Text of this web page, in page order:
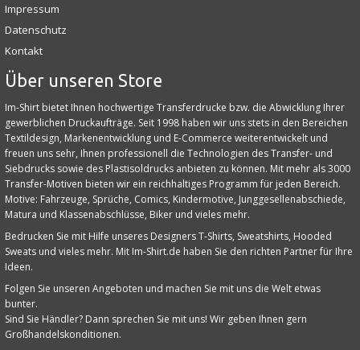
Impressum
Datenschutz
Kontakt
Über unseren Store
Im-Shirt bietet Ihnen hochwertige Transferdrucke bzw. die Abwicklung Ihrer
gewerblichen Druckaufträge. Seit 1998 haben wir uns stets in den Bereichen
Textildesign, Markenentwicklung und E‑Commerce weiterentwickelt und
freuen uns sehr, Ihnen professionell die Technologien des Transfer- und
Siebdrucks sowie des Plastisoldrucks anbieten zu können. Mit mehr als 3000
Transfer-Motiven bieten wir ein reichhaltiges Programm für jeden Bereich.
Motive: Fahrzeuge, Sprüche, Comics, Kindermotive, Junggesellenabschiede,
Matura und Klassenabschlüsse, Biker und vieles mehr.
Bedrucken Sie mit Hilfe unseres Designers T-Shirts, Sweatshirts, Hooded
Sweats und vieles mehr. Mit Im-Shirt.de haben Sie den richten Partner für Ihre
Ideen.
Folgen Sie unseren Angeboten und machen Sie mit uns die Welt etwas
bunter.
Sind Sie Händler? Dann sprechen Sie mit uns! Wir geben Ihnen gern
Großhandelskonditionen.